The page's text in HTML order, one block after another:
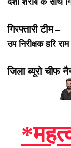
देशी शराब के साथ
गिरफ्तारी टीम –
उप निरीक्षक हरि राम
जिला ब्यूरो चीफ